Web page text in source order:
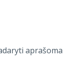
aprašoma